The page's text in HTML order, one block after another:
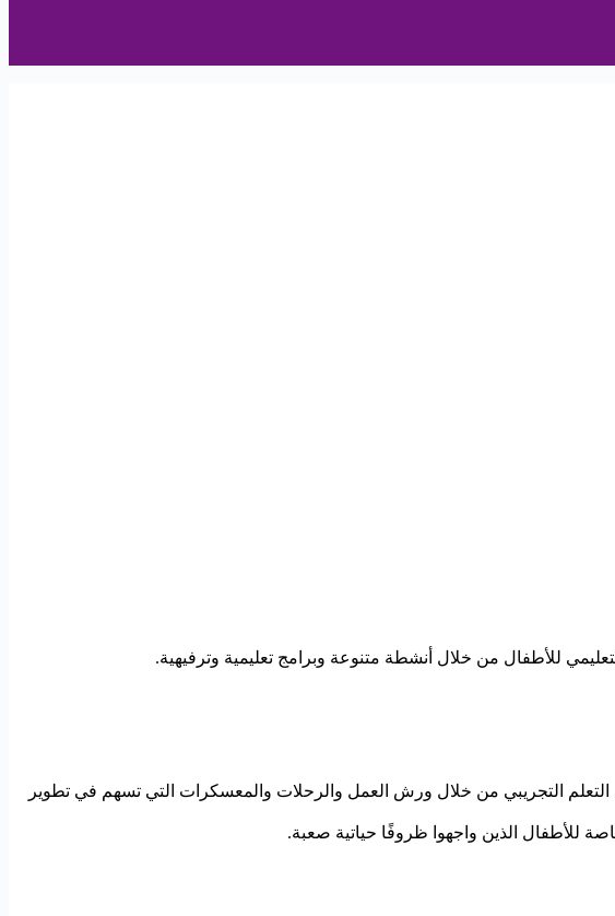
التعلم التجريبي من خلال ورش العمل والرحلات والمعسكرات التي تسهم في تطوير
للأطفال الذين واجهوا ظروفًا حياتية صعبة.